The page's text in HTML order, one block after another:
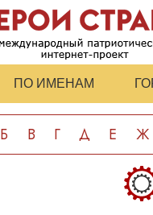
ПО ИМЕНАМ
Б В Г Д Е Ж